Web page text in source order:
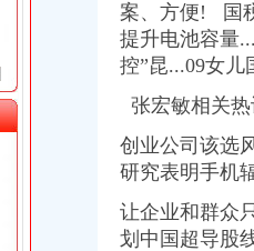
出口权）
万 （工商注册）
注册）
（进出口权）
（增资）
注册）
案、 方便! 国
提升电池容量
控”昆...09女
张宏敏相关
创业公司该选
研究表明手机
让企业和群众
划中国超导股